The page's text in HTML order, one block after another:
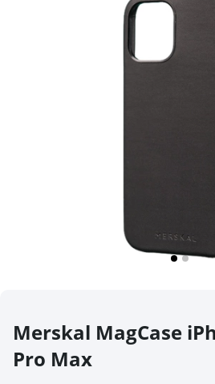
Merskal MagCase
Pro Max